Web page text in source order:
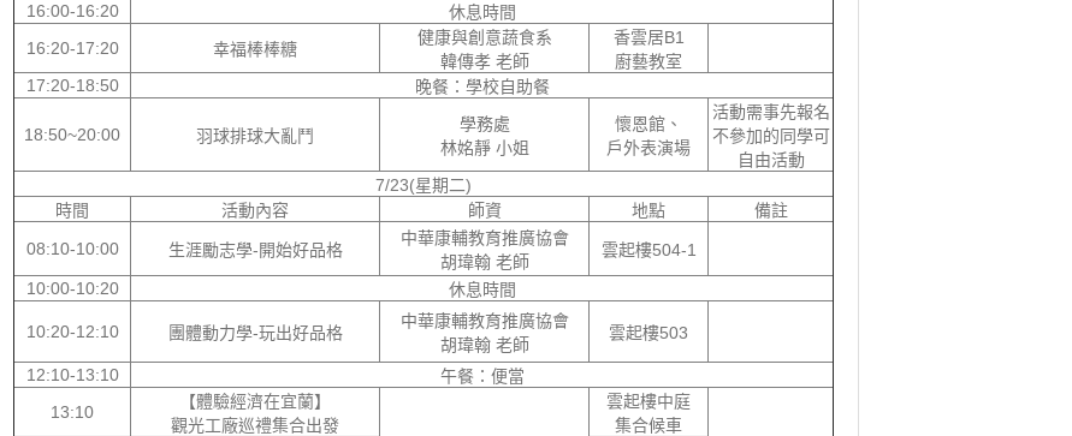
16:00-16:20
休息時間
16:20-17:20
幸福棒棒糖
健康與創意蔬食系
韓傳孝 老師
香雲居B1
廚藝教室
17:20-18:50
晚餐：學校自助餐
18:50~20:00 羽球排球大亂鬥
學務處
林姳靜 小姐
懷恩館、
戶外表演場
活動需事先報名
不參加的同學可
自由活動
7/23(星期二)
時間
活動內容 師資 地點
備註
08:10-10:00
生涯勵志學-開始好品格
中華康輔教育推廣協會
胡瑋翰 老師
雲起樓504-1
10:00-10:20
休息時間
10:20-12:10 團體動力學-玩出好品格
中華康輔教育推廣協會
胡瑋翰 老師
雲起樓503
12:10-13:10
午餐：便當
13:10
【體驗經濟在宜蘭】
觀光工廠巡禮集合出發
雲起樓中庭
集合候車